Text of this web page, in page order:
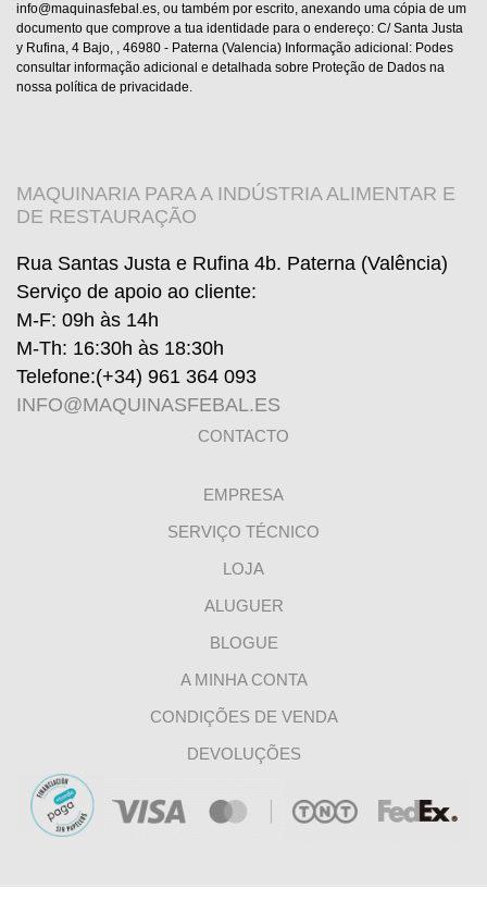
info@maquinasfebal.es, ou também por escrito, anexando uma cópia de um
documento que comprove a tua identidade para o endereço: C/ Santa Justa
y Rufina, 4 Bajo, , 46980 - Paterna (Valencia) Informação adicional: Podes
consultar informação adicional e detalhada sobre Proteção de Dados na
nossa política de privacidade.
MAQUINARIA PARA A INDÚSTRIA ALIMENTAR E
DE RESTAURAÇÃO
Rua Santas Justa e Rufina 4b. Paterna (Valência)
Serviço de apoio ao cliente:
M-F: 09h às 14h
M-Th: 16:30h às 18:30h
Telefone:(+34) 961 364 093
INFO@MAQUINASFEBAL.ES
CONTACTO
EMPRESA
SERVIÇO TÉCNICO
LOJA
ALUGUER
BLOGUE
A MINHA CONTA
CONDIÇÕES DE VENDA
DEVOLUÇÕES